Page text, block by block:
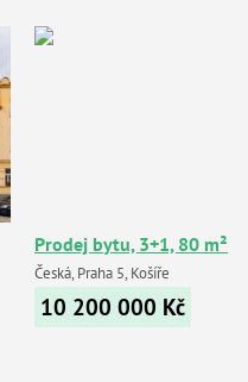
Prodej bytu, 3+1, 80 m²
Česká, Praha 5, Košíře
10 200 000 Kč